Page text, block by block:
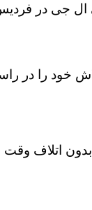
ال جی در
خود را در
اتلاف